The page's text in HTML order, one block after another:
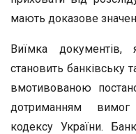
мають доказове
Виїмка документів,
становить
вмотивованою
дотриманням вимог
кодексу України.